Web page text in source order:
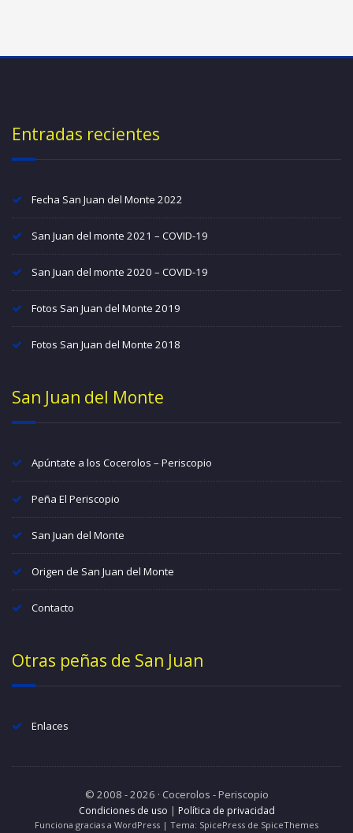
Entradas recientes
Fecha San Juan del Monte 2022
San Juan del monte 2021 – COVID-19
San Juan del monte 2020 – COVID-19
Fotos San Juan del Monte 2019
Fotos San Juan del Monte 2018
San Juan del Monte
Apúntate a los Cocerolos – Periscopio
Peña El Periscopio
San Juan del Monte
Origen de San Juan del Monte
Contacto
Otras peñas de San Juan
Enlaces
© 2008 - 2026 · Cocerolos - Periscopio
Condiciones de uso | Política de privacidad
Funciona gracias a WordPress | Tema: SpicePress de SpiceThemes